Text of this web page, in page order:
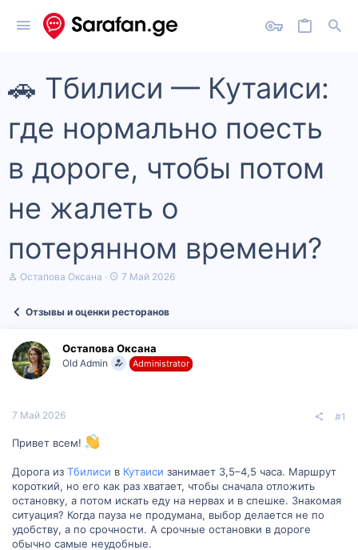
🚗 Тбилиси — Кутаиси:
где нормально поесть
в дороге, чтобы потом
не жалеть о
потерянном времени?
А
т
е
м
ы
Остапова Оксана
Д
а
ч
а
7 Май 2026
Отзывы и оценки ресторанов
Остапова Оксана
Old Admin Administrator
7 Май 2026 #1
Привет всем!
Дорога из Тбилиси в Кутаиси занимает 3,5–4,5 часа. Маршрут
короткий, но его как раз хватает, чтобы сначала отложить
остановку, а потом искать еду на нервах и в спешке. Знакомая
ситуация? Когда пауза не продумана, выбор делается не по
удобству, а по срочности. А срочные остановки в дороге
обычно самые неудобные.